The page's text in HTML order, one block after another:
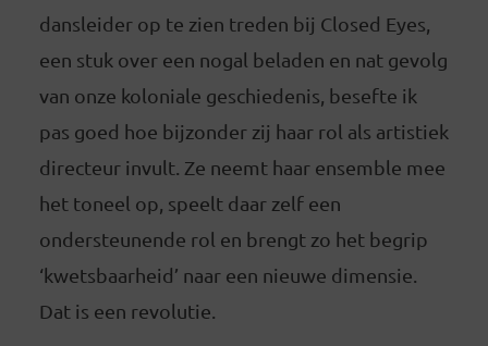
dansleider op te zien treden bij Closed Eyes,
een stuk over een nogal beladen en nat gevolg
van onze koloniale geschiedenis, besefte ik
pas goed hoe bijzonder zij haar rol als artistiek
directeur invult. Ze neemt haar ensemble mee
het toneel op, speelt daar zelf een
ondersteunende rol en brengt zo het begrip
‘kwetsbaarheid’ naar een nieuwe dimensie.
Dat is een revolutie.